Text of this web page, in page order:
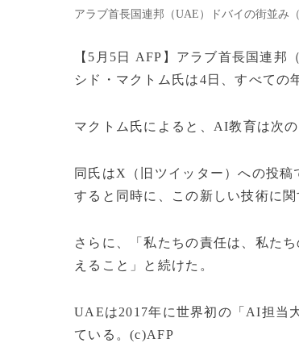
アラブ首長国連邦（UAE）ドバイの街並み
【5月5日 AFP】アラブ首長国連
シド・マクトム氏は4日、すべての
マクトム氏によると、AI教育は次
同氏はX（旧ツイッター）への投
すると同時に、この新しい技術に
さらに、「私たちの責任は、私た
えること」と続けた。
UAEは2017年に世界初の「AI担当
ている。(c)AFP